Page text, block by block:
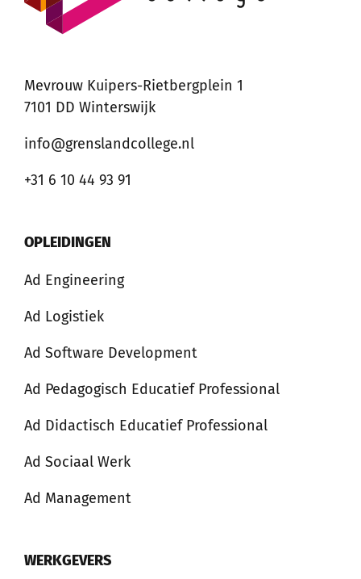
Mevrouw Kuipers-Rietbergplein 1
7101 DD Winterswijk
info@grenslandcollege.nl
+31 6 10 44 93 91
OPLEIDINGEN
Ad Engineering
Ad Logistiek
Ad Software Development
Ad Pedagogisch Educatief Professional
Ad Didactisch Educatief Professional
Ad Sociaal Werk
Ad Management
WERKGEVERS